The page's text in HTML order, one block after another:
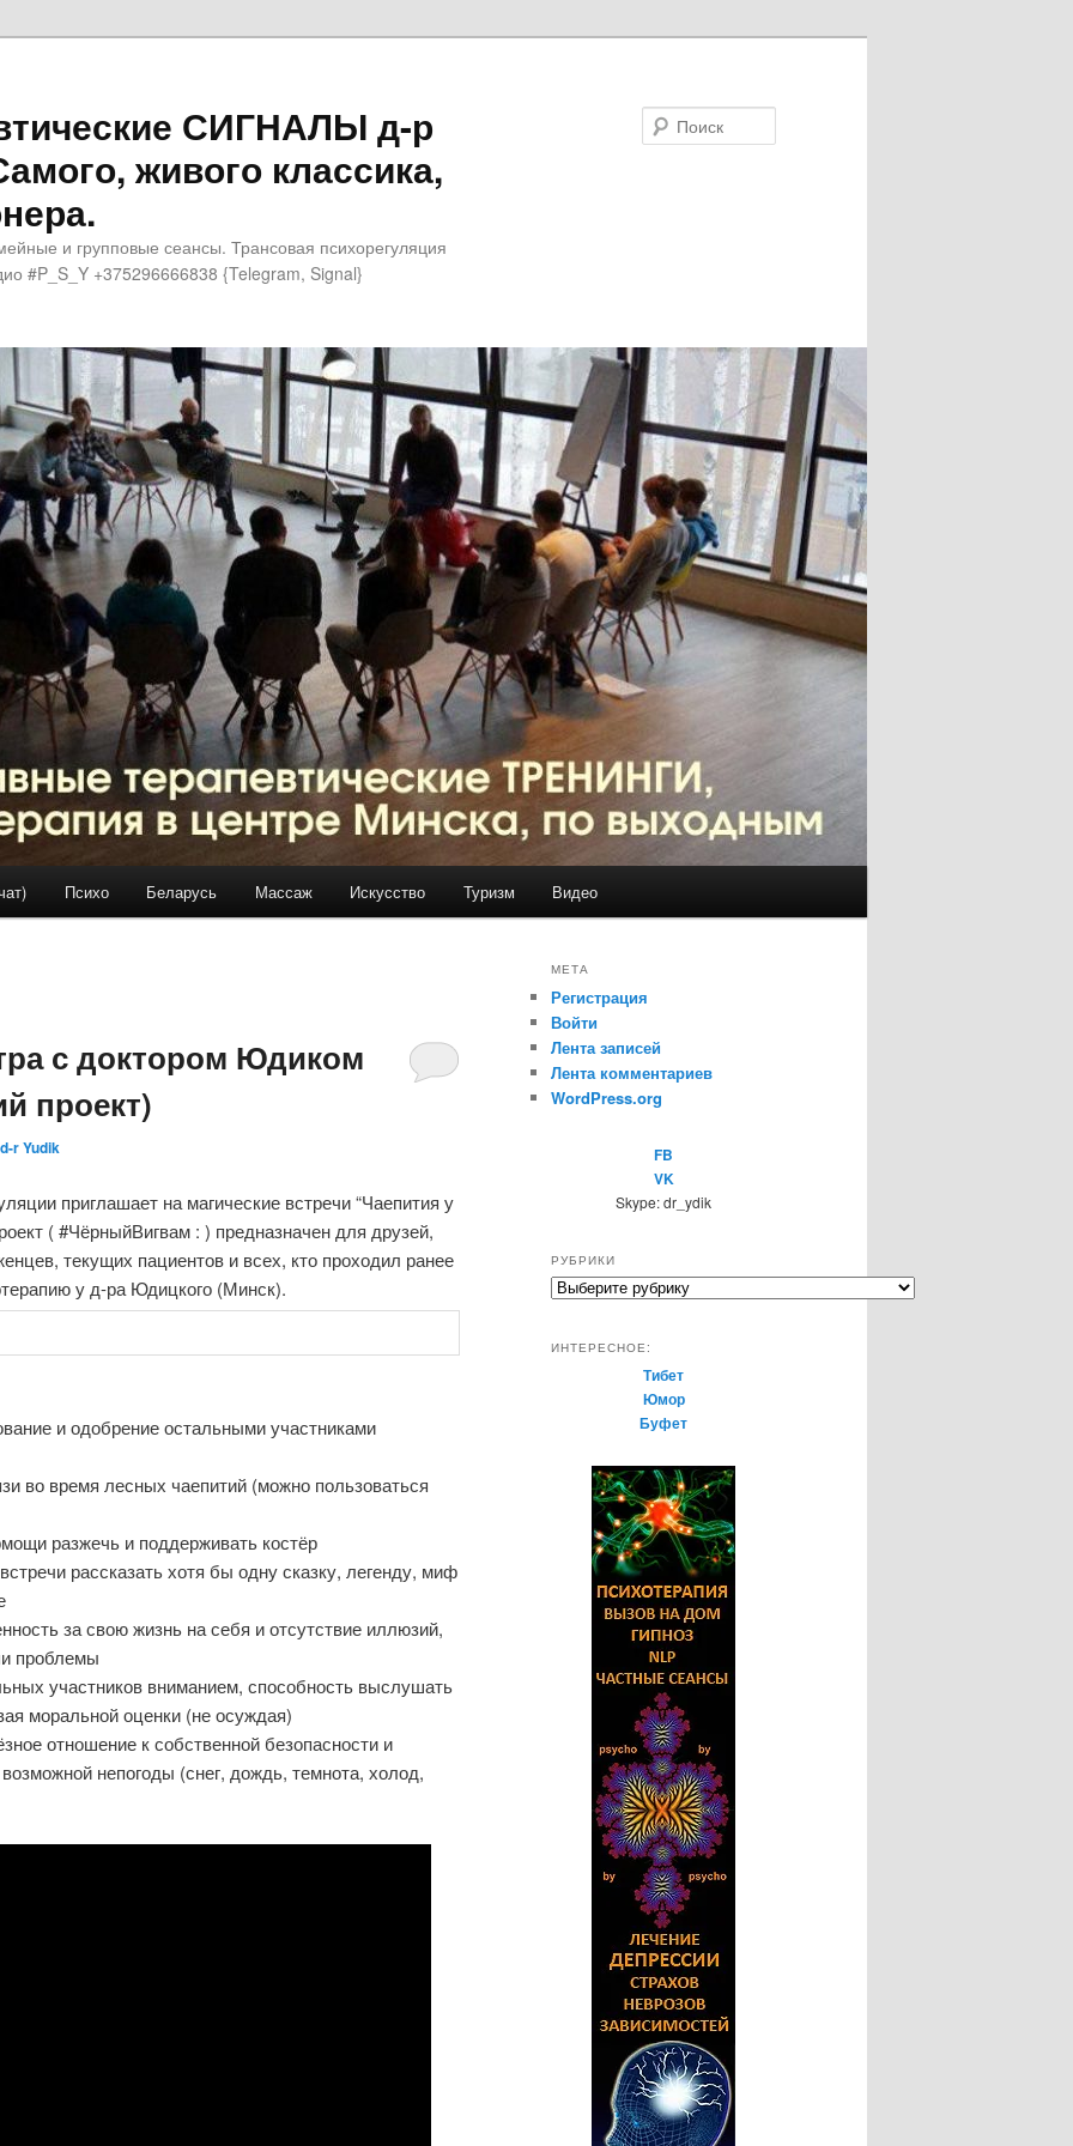
СИГНАЛЫ д-р
живого классика,
и групповые сеансы. Трансовая психорегуляция
#P_S_Y +375296666838 {Telegram, Signal}
Психо Беларусь Массаж Искусство Туризм Видео
с доктором Юдиком
проект)
d-r Yudik
приглашает на магические встречи “Чаепития у
( #ЧёрныйВигвам : ) предназначен для друзей,
текущих пациентов и всех, кто проходил ранее
у д-ра Юдицкого (Минск).
и одобрение остальными участниками
во время лесных чаепитий (можно пользоваться
разжечь и поддерживать костёр
рассказать хотя бы одну сказку, легенду, миф
за свою жизнь на себя и отсутствие иллюзий,
проблемы
участников вниманием, способность выслушать
моральной оценки (не осуждая)
отношение к собственной безопасности и
непогоды (снег, дождь, темнота, холод,
МЕТА
Регистрация
Войти
Лента записей
Лента комментариев
WordPress.org
FB
VK
Skype: dr_ydik
РУБРИКИ
Р
р
ИНТЕРЕСНОЕ:
Тибет
Юмор
Буфет